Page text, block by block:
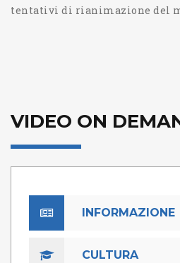
tentativi di rianimazione del
VIDEO ON
INFORMAZIONE
CULTURA